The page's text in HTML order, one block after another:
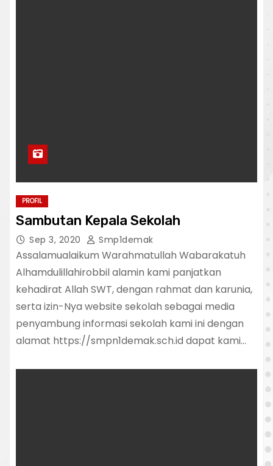
PROFIL
Sambutan Kepala Sekolah
Sep 3, 2020 Smp1demak
Assalamualaikum Warahmatullah Wabarakatuh
Alhamdulillahirobbil alamin kami panjatkan
kehadirat Allah SWT, dengan rahmat dan karunia,
serta izin-Nya website sekolah sebagai media
penyambung informasi sekolah kami ini dengan
alamat https://smpn1demak.sch.id dapat kami…